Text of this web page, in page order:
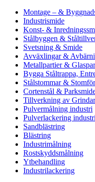
Montage – &
Industrismide
Konst- &
Stålbyggen &
Svetsning & Smide
Avväxlingar &
Metallpartier &
Bygga Ståltrappa,
Stålstommar &
Cortenstål &
Tillverkning av
Pulvermålning industri
Pulverlackering industri
Sandblästring
Blästring
Industrimålning
Rostskyddsmålning
Ytbehandling
Industrilackering